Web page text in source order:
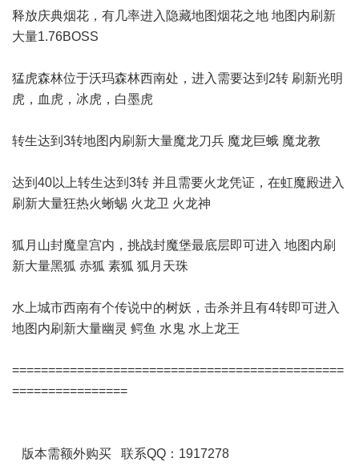
释放庆典烟花，有几率进入隐藏地图烟花之地 地图内刷新
大量1.76BOSS
猛虎森林位于沃玛森林西南处，进入需要达到2转 刷新光明
虎，血虎，冰虎，白墨虎
转生达到3转地图内刷新大量魔龙刀兵 魔龙巨蛾 魔龙教
达到40以上转生达到3转 并且需要火龙凭证，在虹魔殿进入
刷新大量狂热火蜥蜴 火龙卫 火龙神
狐月山封魔皇宫内，挑战封魔堡最底层即可进入 地图内刷
新大量黑狐 赤狐 素狐 狐月天珠
水上城市西南有个传说中的树妖，击杀并且有4转即可进入
地图内刷新大量幽灵 鳄鱼 水鬼 水上龙王
==============================================
================
版本需额外购买 联系QQ：1917278